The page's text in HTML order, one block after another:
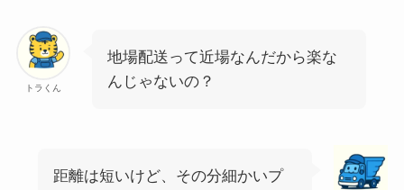
トラくん
地場配送って近場なんだから楽な
んじゃないの？
距離は短いけど、その分細かいプ